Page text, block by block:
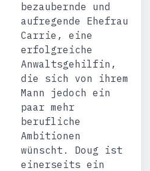
bezaubernde und
aufregende Ehefrau
Carrie, eine
erfolgreiche
Anwaltsgehilfin,
die sich von ihrem
Mann jedoch ein
paar mehr
berufliche
Ambitionen
wünscht. Doug ist
einerseits ein